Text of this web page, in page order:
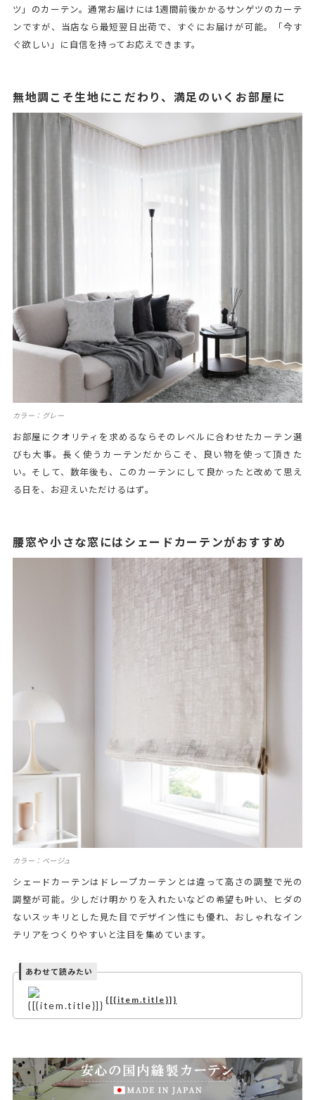
ツ」のカーテン。通常お届けには1週間前後かかるサンゲツのカーテ
ンですが、当店なら最短翌日出荷で、すぐにお届けが可能。「今す
ぐ欲しい」に自信を持ってお応えできます。
無地調こそ生地にこだわり、満足のいくお部屋に
カラー：グレー
お部屋にクオリティを求めるならそのレベルに合わせたカーテン選
びも大事。長く使うカーテンだからこそ、良い物を使って頂きた
い。そして、数年後も、このカーテンにして良かったと改めて思え
る日を、お迎えいただけるはず。
腰窓や小さな窓にはシェードカーテンがおすすめ
カラー：ベージュ
シェードカーテンはドレープカーテンとは違って高さの調整で光の
調整が可能。少しだけ明かりを入れたいなどの希望も叶い、ヒダの
ないスッキリとした見た目でデザイン性にも優れ、おしゃれなイン
テリアをつくりやすいと注目を集めています。
{[{item.title}]}